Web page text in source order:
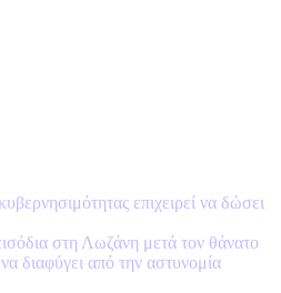
επιχειρεί να δώσει
στη Λωζάνη μετά τον θάνατο
διαφύγει από την αστυνομία